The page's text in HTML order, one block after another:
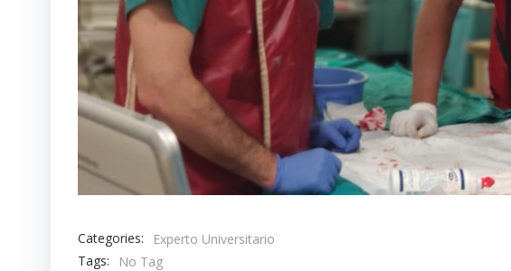
Categories:
Experto Universitario
Tags:
No Tag